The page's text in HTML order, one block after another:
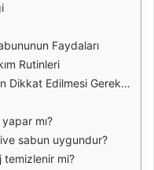
Faydaları
Rutinleri
Edilmesi Gerekenler
mı?
sabun uygundur?
temizlenir mi?